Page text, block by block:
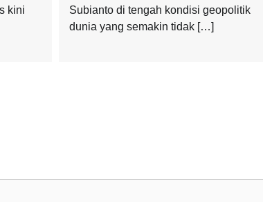
kini
Subianto di tengah kondisi geopolitik
dunia yang semakin tidak […]